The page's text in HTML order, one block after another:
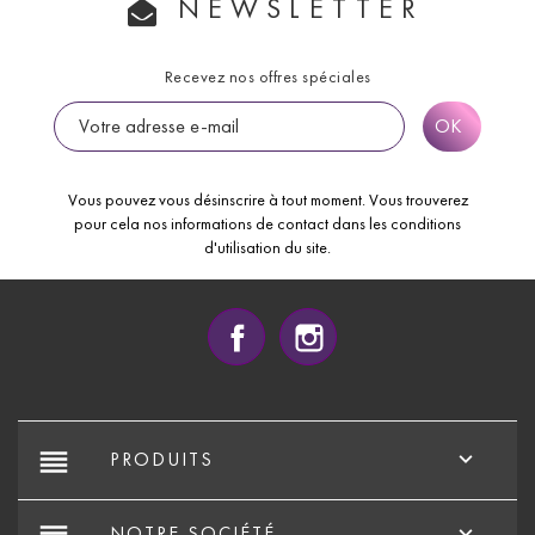
NEWSLETTER
Recevez nos offres spéciales
Vous pouvez vous désinscrire à tout moment. Vous trouverez
pour cela nos informations de contact dans les conditions
d'utilisation du site.
Facebook
reorder PRODUITS 